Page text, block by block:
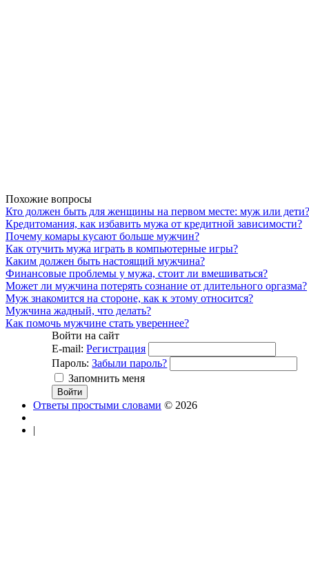
Похожие вопросы
Кто должен быть для женщины на первом месте: муж или дети?
Кредитомания, как избавить мужа от кредитной зависимости?
Почему комары кусают больше мужчин?
Как отучить мужа играть в компьютерные игры?
Каким должен быть настоящий мужчина?
Финансовые проблемы у мужа, стоит ли вмешиваться?
Может ли мужчина потерять сознание от длительного оргазма?
Муж знакомится на стороне, как к этому относится?
Мужчина жадный, что делать?
Как помочь мужчине стать увереннее?
Войти на сайт
E-mail: Регистрация
Пароль: Забыли пароль?
Запомнить меня
Ответы простыми словами © 2026
|